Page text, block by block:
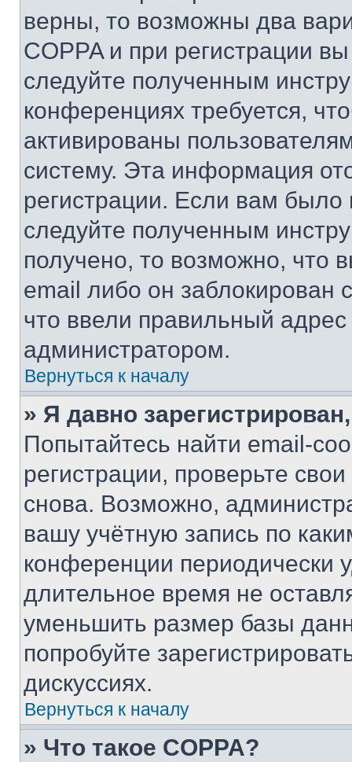
верны, то возможны два
COPPA и при регистрации
следуйте полученным
конференциях требуется,
активированы
систему. Эта информация
регистрации. Если вам
следуйте полученным
получено, то возможно, что
email либо он
что ввели правильный адрес
администратором.
Вернуться к началу
» Я давно
Попытайтесь найти email-
регистрации, проверьте
снова. Возможно,
вашу учётную запись по
конференции периодически
длительное время не
уменьшить размер базы
попробуйте
дискуссиях.
Вернуться к началу
» Что такое COPPA?